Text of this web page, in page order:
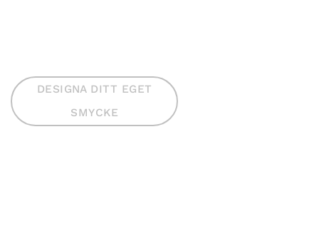
DESIGNA DITT EGET
SMYCKE